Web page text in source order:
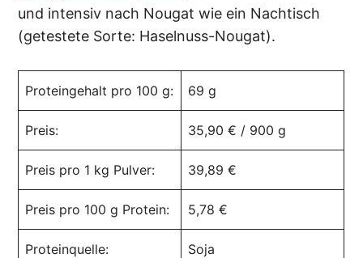
und intensiv nach Nougat wie ein Nachtisch
(getestete Sorte: Haselnuss-Nougat).
Proteingehalt pro 100 g: 69 g
Preis: 35,90 € / 900 g
Preis pro 1 kg Pulver: 39,89 €
Preis pro 100 g Protein: 5,78 €
Proteinquelle: Soja